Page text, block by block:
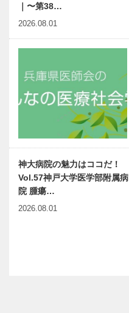
｜〜第38…
2026.08.01
神大病院の魅力はココだ！
Vol.57神戸大学医学部附属病
院 腫瘍…
2026.08.01